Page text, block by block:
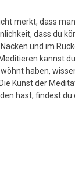
merkt, dass
dass du
und im
kannst
haben,
Kunst der
hast, findest